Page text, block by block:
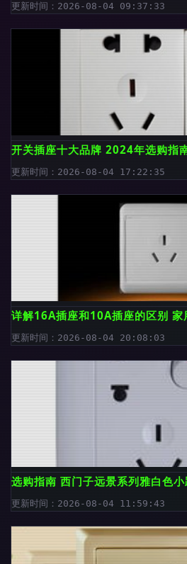
更新时间：2026-08-04 09:37:33
开关插座十大品牌 2024年选购指
更新时间：2026-08-04 17:22:35
详解16A插座和10A插座的区别 家
更新时间：2026-08-04 20:08:03
选购指南 西门子远景系列雅白色
更新时间：2026-08-04 11:59:43